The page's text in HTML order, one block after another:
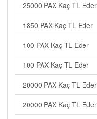
25000 PAX Kaç TL Eder
1850 PAX Kaç TL Eder
100 PAX Kaç TL Eder
100 PAX Kaç TL Eder
20000 PAX Kaç TL Eder
20000 PAX Kaç TL Eder